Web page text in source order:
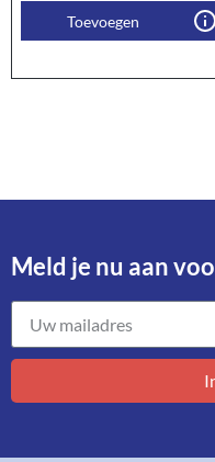
Toevoegen
Meld je nu aan